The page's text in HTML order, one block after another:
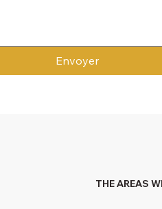
Envoyer
THE AREAS